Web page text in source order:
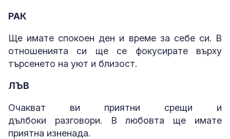
РАК
Ще имате спокоен ден и време за себе си. В
отношенията си ще се фокусирате върху
търсенето на уют и близост.
ЛЪВ
Очакват ви приятни срещи и
дълбоки разговори. В любовта ще имате
приятна изненада.